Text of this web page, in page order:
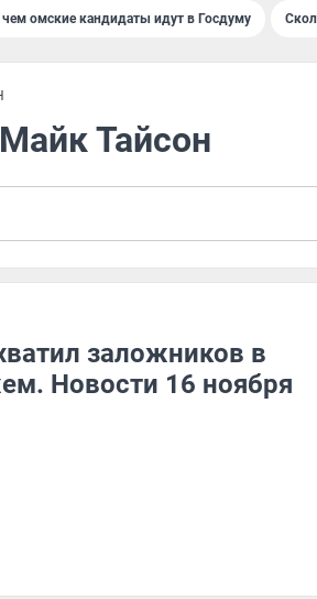
омские кандидаты идут в Госдуму
Тайсон
заложников в
Новости 16 ноября